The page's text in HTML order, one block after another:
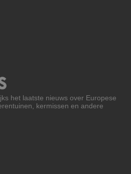
het laatste nieuws over Europese
kermissen en andere